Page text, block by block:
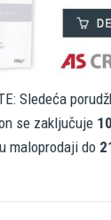
Sledeća
se zaključuje
maloprodaji do